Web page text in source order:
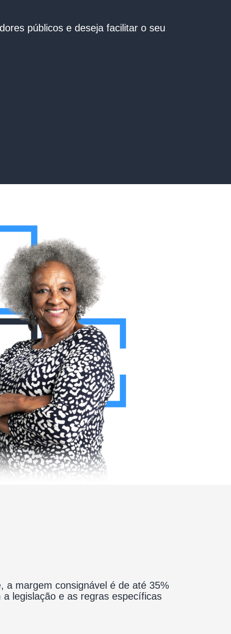
públicos e deseja facilitar o seu
a margem consignável é de até 35%
legislação e as regras específicas